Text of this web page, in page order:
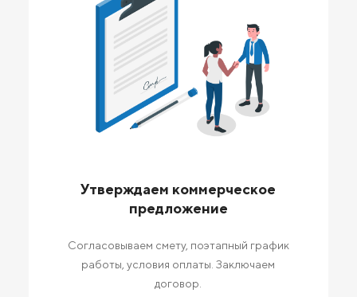
Утверждаем коммерческое
предложение
Согласовываем смету, поэтапный график
работы, условия оплаты. Заключаем
договор.